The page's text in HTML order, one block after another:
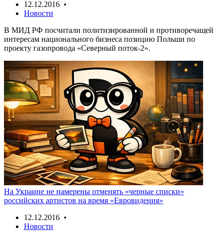
12.12.2016 •
Новости
В МИД РФ посчитали политизированной и противоречащей
интересам национального бизнеса позицию Польши по
проекту газопровода «Северный поток-2».
На Украине не намерены отменять «черные списки»
российских артистов на время «Евровидения»
12.12.2016 •
Новости